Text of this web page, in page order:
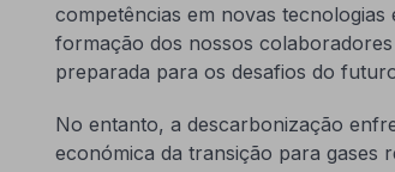
competências em novas tecnologias
formação dos nossos
preparada para os desafios do
No entanto, a descarbonização
económica da transição para gases